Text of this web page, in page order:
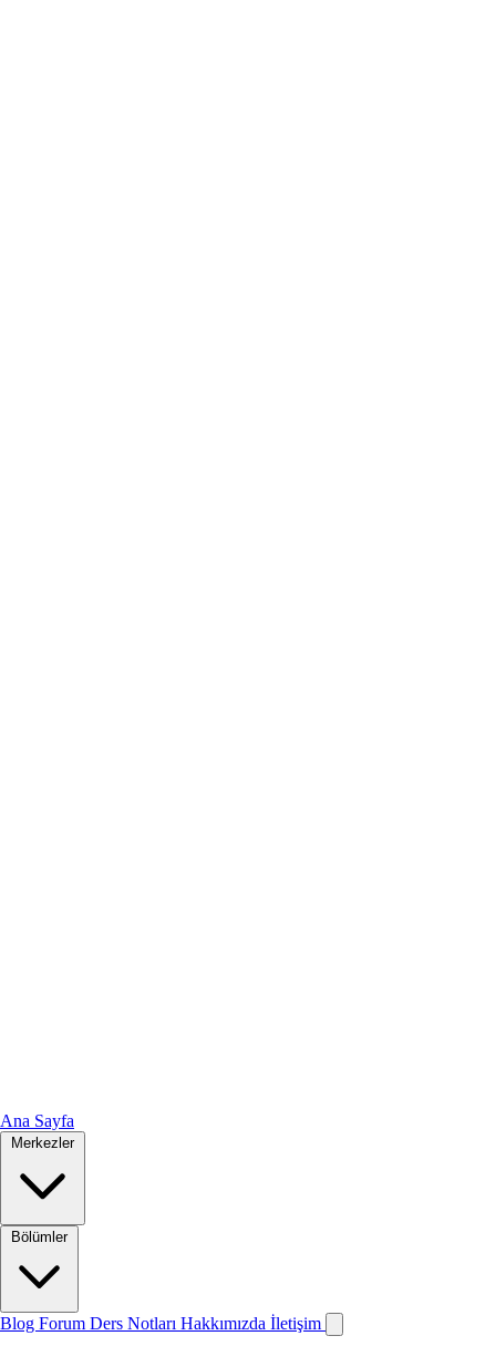
Ana Sayfa
Merkezler
Bölümler
Blog Forum Ders Notları Hakkımızda İletişim